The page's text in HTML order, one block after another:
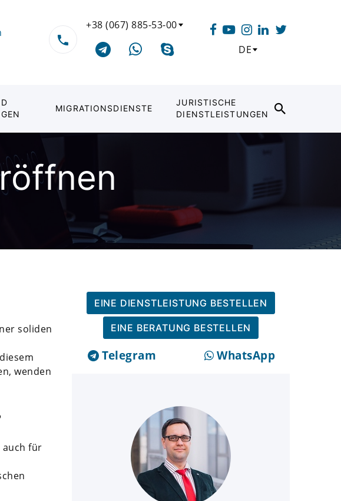
+38 (067) 885-53-00
DE
MIGRATIONSDIENSTE
JURISTISCHE
DIENSTLEISTUNGEN
soliden
wenden
auch für
EINE DIENSTLEISTUNG BESTELLEN
EINE BERATUNG BESTELLEN
Telegram WhatsApp